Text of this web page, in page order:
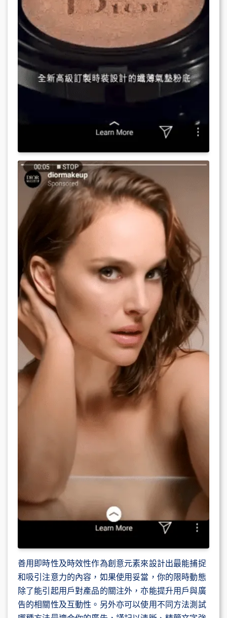
善用即時性及時效性作為創意元素來設計出最能捕捉
和吸引注意力的內容，如果使用妥當，你的限時動態
除了能引起用戶對產品的關注外，亦能提升用戶與廣
告的相關性及互動性。另外亦可以使用不同方法測試